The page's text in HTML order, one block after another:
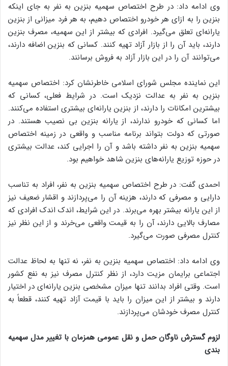
وی ادامه داد: در طرح اختصاص سهمیه بنزین به نفر به جای اینکه
بنزین را به ازای هر خودرو اختصاص دهیم، به هر فرد میزانی از بنزین
یارانه‌ای تعلق می‌گیرد. افرادی که بیشتر از این سهمیه، مصرف بنزین
دارند، باید آن را از بازار آزاد تهیه کنند. کسانی که بنزین اضافه دارند،
می‌توانند آن را در این بازار آزاد به فروش برسانند.
این نماینده مجلس شورای اسلامی خاطرنشان کرد: اختصاص سهمیه
بنزین به نفر به عدالت نزدیک است. در شرایط فعلی، کسانی که
بیشترین امکانات را دارند، از بنزین یارانه‌ای بیشتری استفاده می‌کنند.
اما کسانی که خودرو ندارند، از یارانه بنزین بی نصیب هستند. در
صورتی که دولت بتواند برنامه مناسب و واقعی در زمینه اختصاص
سهمیه بنزین به نفر داشته باشد و آن را اجرایی کند، عدالت بیشتری
در حوزه توزیع یارانه‌های بنزین شاهد خواهیم بود.
احمدی گفت: در طرح اختصاص سهمیه بنزین به نفر، افراد به تناسب
دارایی و مصرفی که دارند، هزینه آن را می‌پردازند و اقشار ضعیف نیز
از این یارانه بیشتر بهره می‌برند. در این شرایط، اندک اندک افرادی که
مصارف بالایی دارند، آن را به قیمت واقعی می‌خرند و از این نظر نیز
کنترل مصرفی صورت می‌گیرد.
وی ادامه داد: اختصاص سهمیه بنزین به نفر، نه تنها به لحاظ عدالت
اجتماعی برایمان مزیت دارد، از نظر کنترل مصرف نیز به نفع کشور
است. وقتی افراد بدانند تنها میزان مشخصی بنزین یارانه‌ای در اختیار
دارند و بیشتر از این میزان را باید با قیمت آزاد تهیه کنند، قطعاً به
کنترل مصرف خودشان می‌پردازند.
لزوم گسترش ناوگان حمل و نقل عمومی همزمان با تغییر مدل سهمیه
بندی